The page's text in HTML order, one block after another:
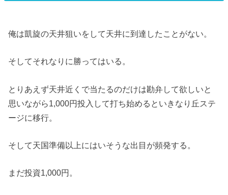
俺は凱旋の天井狙いをして天井に到達したことがない。
そしてそれなりに勝ってはいる。
とりあえず天井近くで当たるのだけは勘弁して欲しいと
思いながら1,000円投入して打ち始めるといきなり丘ステ
ージに移行。
そして天国準備以上にはいそうな出目が頻発する。
まだ投資1,000円。